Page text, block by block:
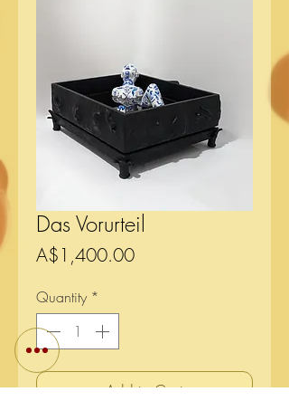
Das Vorurteil
A$1,400.00Price
Quantity *
Add to Cart